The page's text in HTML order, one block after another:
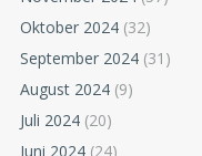
Oktober 2024 (32)
September 2024 (31)
August 2024 (9)
Juli 2024 (20)
Juni 2024 (24)